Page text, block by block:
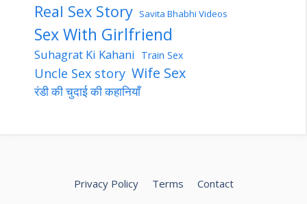
Real Sex Story Savita Bhabhi Videos
Sex With Girlfriend
Suhagrat Ki Kahani Train Sex
Uncle Sex story Wife Sex
रंडी की चुदाई की कहानियाँ
Privacy Policy Terms
Contact